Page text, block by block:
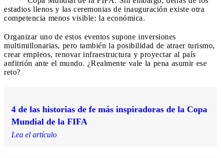
estadios llenos y las ceremonias de inauguración existe otra
competencia menos visible: la económica.
Organizar uno de estos eventos supone inversiones
multimillonarias, pero también la posibilidad de atraer turismo,
crear empleos, renovar infraestructura y proyectar al país
anfitrión ante el mundo. ¿Realmente vale la pena asumir ese
reto?
4 de las historias de fe más inspiradoras de la Copa
Mundial de la FIFA
Lea el artículo